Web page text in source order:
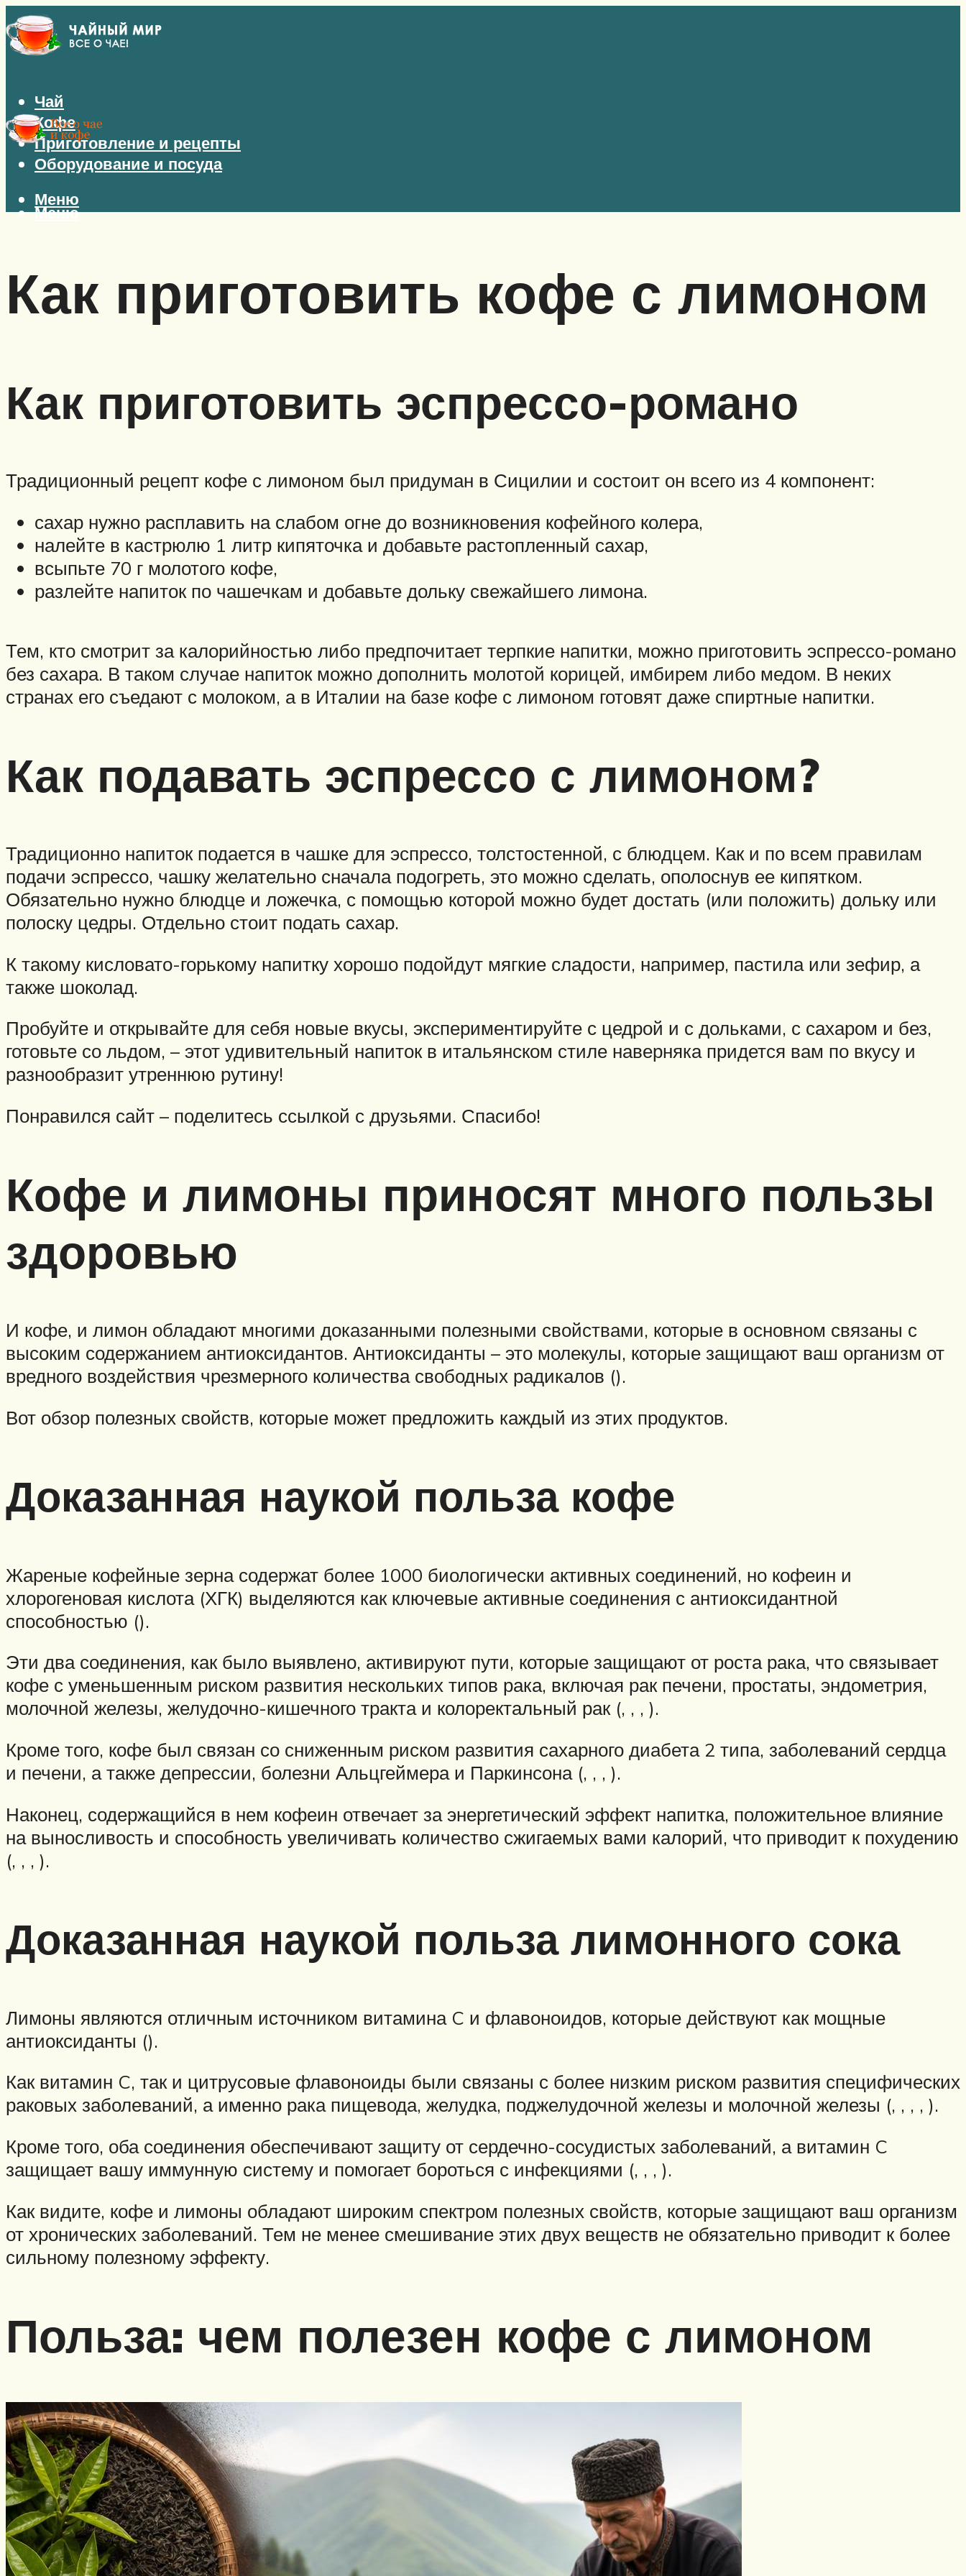
Чай
Кофе
Приготовление и рецепты
Оборудование и посуда
Меню
Меню
Как приготовить кофе с лимоном
Как приготовить эспрессо-романо
Традиционный рецепт кофе с лимоном был придуман в Сицилии и состоит он всего из 4 компонент:
сахар нужно расплавить на слабом огне до возникновения кофейного колера,
налейте в кастрюлю 1 литр кипяточка и добавьте растопленный сахар,
всыпьте 70 г молотого кофе,
разлейте напиток по чашечкам и добавьте дольку свежайшего лимона.
Тем, кто смотрит за калорийностью либо предпочитает терпкие напитки, можно приготовить эспрессо-романо
без сахара. В таком случае напиток можно дополнить молотой корицей, имбирем либо медом. В неких
странах его съедают с молоком, а в Италии на базе кофе с лимоном готовят даже спиртные напитки.
Как подавать эспрессо с лимоном?
Традиционно напиток подается в чашке для эспрессо, толстостенной, с блюдцем. Как и по всем правилам
подачи эспрессо, чашку желательно сначала подогреть, это можно сделать, ополоснув ее кипятком.
Обязательно нужно блюдце и ложечка, с помощью которой можно будет достать (или положить) дольку или
полоску цедры. Отдельно стоит подать сахар.
К такому кисловато-горькому напитку хорошо подойдут мягкие сладости, например, пастила или зефир, а
также шоколад.
Пробуйте и открывайте для себя новые вкусы, экспериментируйте с цедрой и с дольками, с сахаром и без,
готовьте со льдом, – этот удивительный напиток в итальянском стиле наверняка придется вам по вкусу и
разнообразит утреннюю рутину!
Понравился сайт – поделитесь ссылкой с друзьями. Спасибо!
Кофе и лимоны приносят много пользы
здоровью
И кофе, и лимон обладают многими доказанными полезными свойствами, которые в основном связаны с
высоким содержанием антиоксидантов. Антиоксиданты – это молекулы, которые защищают ваш организм от
вредного воздействия чрезмерного количества свободных радикалов ().
Вот обзор полезных свойств, которые может предложить каждый из этих продуктов.
Доказанная наукой польза кофе
Жареные кофейные зерна содержат более 1000 биологически активных соединений, но кофеин и
хлорогеновая кислота (ХГК) выделяются как ключевые активные соединения с антиоксидантной
способностью ().
Эти два соединения, как было выявлено, активируют пути, которые защищают от роста рака, что связывает
кофе с уменьшенным риском развития нескольких типов рака, включая рак печени, простаты, эндометрия,
молочной железы, желудочно-кишечного тракта и колоректальный рак (, , , ).
Кроме того, кофе был связан со сниженным риском развития сахарного диабета 2 типа, заболеваний сердца
и печени, а также депрессии, болезни Альцгеймера и Паркинсона (, , , ).
Наконец, содержащийся в нем кофеин отвечает за энергетический эффект напитка, положительное влияние
на выносливость и способность увеличивать количество сжигаемых вами калорий, что приводит к похудению
(, , , ).
Доказанная наукой польза лимонного сока
Лимоны являются отличным источником витамина C и флавоноидов, которые действуют как мощные
антиоксиданты ().
Как витамин C, так и цитрусовые флавоноиды были связаны с более низким риском развития специфических
раковых заболеваний, а именно рака пищевода, желудка, поджелудочной железы и молочной железы (, , , , ).
Кроме того, оба соединения обеспечивают защиту от сердечно-сосудистых заболеваний, а витамин C
защищает вашу иммунную систему и помогает бороться с инфекциями (, , , ).
Как видите, кофе и лимоны обладают широким спектром полезных свойств, которые защищают ваш организм
от хронических заболеваний. Тем не менее смешивание этих двух веществ не обязательно приводит к более
сильному полезному эффекту.
Польза: чем полезен кофе с лимоном